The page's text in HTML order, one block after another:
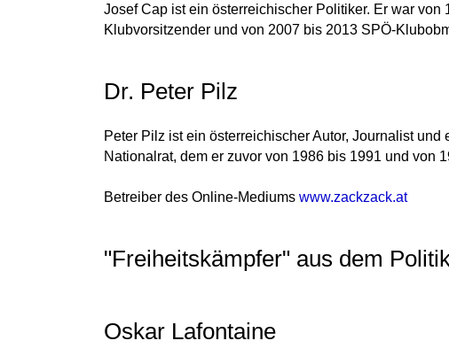
Josef Cap ist ein österreichischer Politiker. Er war
Klubvorsitzender und von 2007 bis 2013 SPÖ-
Dr. Peter Pilz
Peter Pilz ist ein österreichischer Autor, Journalist
Nationalrat, dem er zuvor von 1986 bis 1991 und von
Betreiber des Online-Mediums www.zackzack.at
"Freiheitskämpfer" aus dem
Oskar Lafontaine